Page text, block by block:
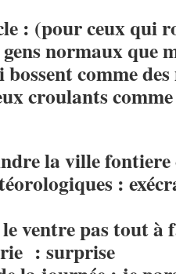
: (pour ceux qui
normaux que
comme
croulants
la ville fontiere
:
ventre pas tout à
: surprise